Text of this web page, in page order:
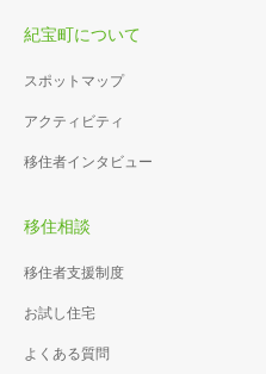
紀宝町について
スポットマップ
アクティビティ
移住者インタビュー
移住相談
移住者支援制度
お試し住宅
よくある質問